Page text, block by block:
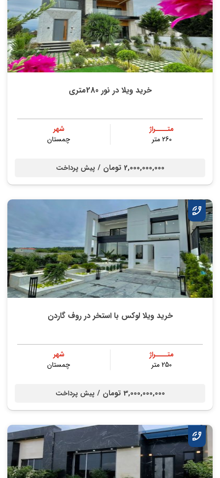
خرید ویلا در نور 280متری
متــــراژ
260 متر
شهر
چمستان
2,000,000,000 تومان / پیش پرداخت
خرید ویلا لوکس با استخر در روف گاردن
متــــراژ
250 متر
شهر
چمستان
3,000,000,000 تومان / پیش پرداخت